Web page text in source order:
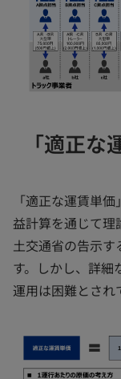
「適正
「適正な運賃単
益計算を通じて
土交通省の告示
す。しかし、詳細
運用は困難とされ